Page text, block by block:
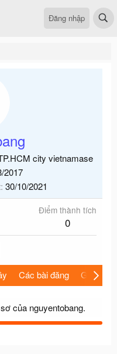
Đăng nhập
city vietnamase
2017
30/10/2021
Điểm thành tích
0
Các bài đăng Giới thiệu
của nguyentobang.